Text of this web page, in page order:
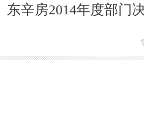
东辛房2014年度部门